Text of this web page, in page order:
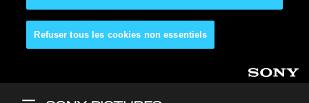
Refuser tous les cookies non essentiels